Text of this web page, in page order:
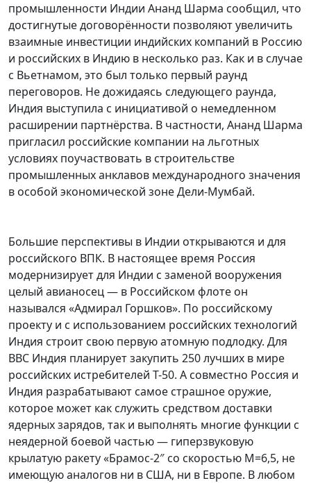
промышленности Индии Ананд Шарма сообщил, что
достигнутые договорённости позволяют увеличить
взаимные инвестиции индийских компаний в Россию
и российских в Индию в несколько раз. Как и в случае
с Вьетнамом, это был только первый раунд
переговоров. Не дожидаясь следующего раунда,
Индия выступила с инициативой о немедленном
расширении партнёрства. В частности, Ананд Шарма
пригласил российские компании на льготных
условиях поучаствовать в строительстве
промышленных анклавов международного значения
в особой экономической зоне Дели-Мумбай.
Большие перспективы в Индии открываются и для
российского ВПК. В настоящее время Россия
модернизирует для Индии с заменой вооружения
целый авианосец — в Российском флоте он
назывался «Адмирал Горшков». По российскому
проекту и с использованием российских технологий
Индия строит свою первую атомную подлодку. Для
ВВС Индия планирует закупить 250 лучших в мире
российских истребителей Т-50. А совместно Россия и
Индия разрабатывают самое страшное оружие,
которое может как служить средством доставки
ядерных зарядов, так и выполнять многие функции с
неядерной боевой частью — гиперзвуковую
крылатую ракету «Брамос-2″ со скоростью М=6,5, не
имеющую аналогов ни в США, ни в Европе. В любом